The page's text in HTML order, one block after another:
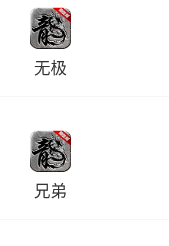
无极
兄弟